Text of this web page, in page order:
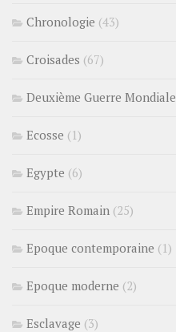
Chronologie (43)
Croisades (67)
Deuxième Guerre Mondiale
Ecosse (1)
Egypte (6)
Empire Romain (25)
Epoque contemporaine (1)
Epoque moderne (2)
Esclavage (3)